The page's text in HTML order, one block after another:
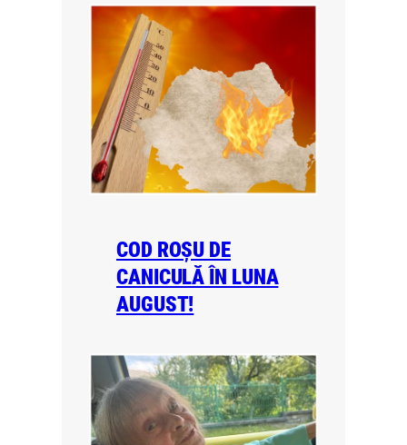
COD ROȘU DE
CANICULĂ ÎN LUNA
AUGUST!